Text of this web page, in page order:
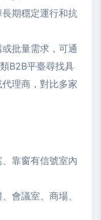
期穩定運行和抗
或批量需求，可通
B2B平臺尋找具
理商，對比多家
、靠窗有信號室內
會議室、商場、